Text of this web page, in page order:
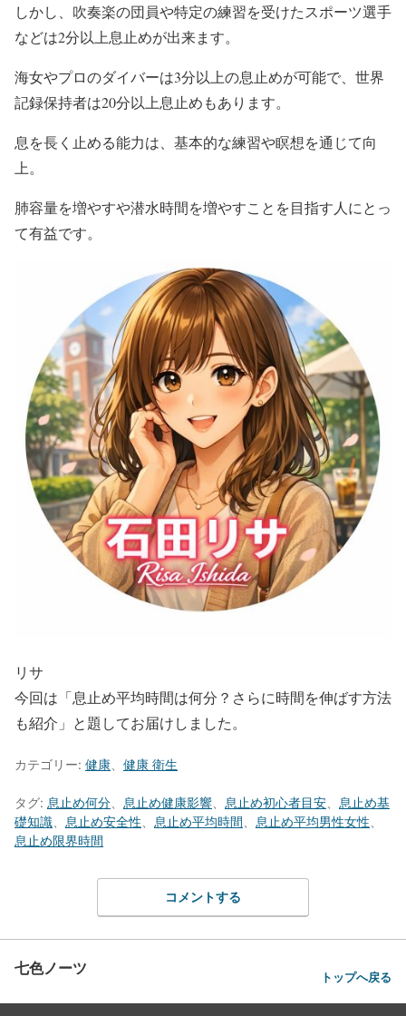
しかし、吹奏楽の団員や特定の練習を受けたスポーツ選手
などは2分以上息止めが出来ます。
海女やプロのダイバーは3分以上の息止めが可能で、世界
記録保持者は20分以上息止めもあります。
息を長く止める能力は、基本的な練習や瞑想を通じて向
上。
肺容量を増やすや潜水時間を増やすことを目指す人にとっ
て有益です。
リサ
今回は「息止め平均時間は何分？さらに時間を伸ばす方法
も紹介」と題してお届けしました。
カテゴリー: 健康 健康 衛生
タグ: 息止め何分 息止め健康影響 息止め初心者目安
息止め基
礎知識
息止め安全性 息止め平均時間 息止め平均男性女性
息止め限界時間
コメントする
七色ノーツ トップへ戻る